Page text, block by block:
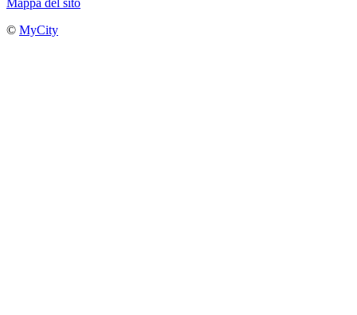
Mappa del sito
© MyCity